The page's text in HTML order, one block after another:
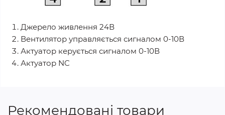
Джерело живлення 24В
Вентилятор управляється сигналом 0-10В
Актуатор керується сигналом 0-10В
Актуатор NC
Рекомендовані товари